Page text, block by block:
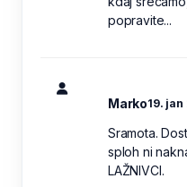
popravite...
Marko19. jan
Sramota.
sploh ni
LAŽNIVCI.